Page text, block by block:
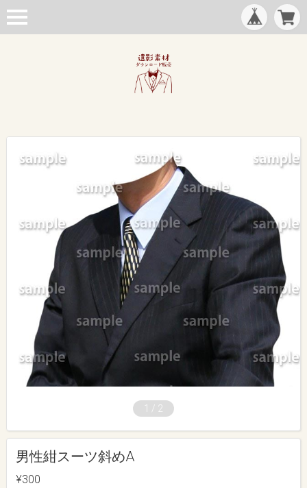
1 / 2
男性紺スーツ斜めA
¥300